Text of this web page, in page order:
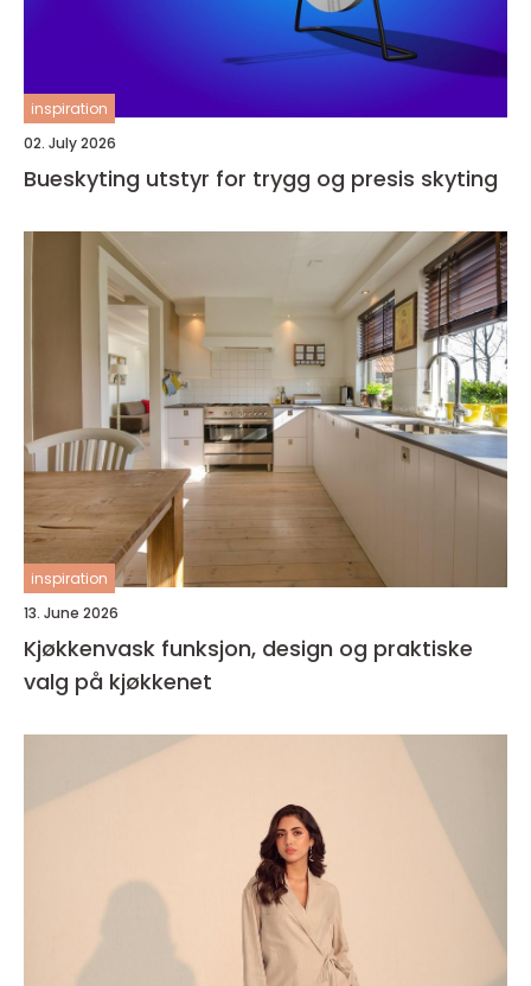
inspiration
02. July 2026
Bueskyting utstyr for trygg og presis skyting
inspiration
13. June 2026
Kjøkkenvask funksjon, design og praktiske
valg på kjøkkenet